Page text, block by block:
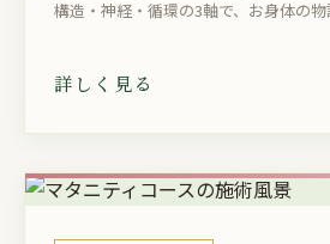
構造・神経・循環の3軸で、お身体の物
詳しく見る